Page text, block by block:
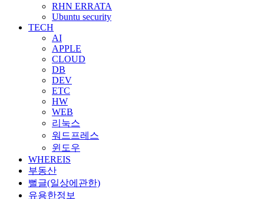
RHN ERRATA
Ubuntu security
TECH
AI
APPLE
CLOUD
DB
DEV
ETC
HW
WEB
리눅스
워드프레스
윈도우
WHEREIS
부동산
뻘글(일상에관한)
유용한정보